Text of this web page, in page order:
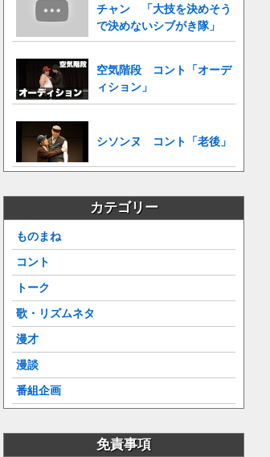
チャン 「大技を決めそう
で決めないシブがき隊」
空気階段 コント「オーデ
ィション」
シソンヌ コント「老後」
カテゴリー
ものまね
コント
トーク
歌・リズムネタ
漫才
漫談
番組企画
免責事項